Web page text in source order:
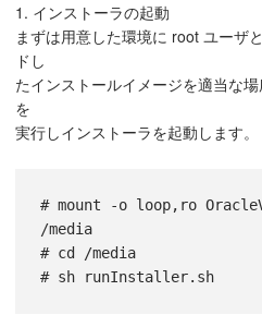
1. インストーラの起動
まずは用意した環境に root ユーザ
ドし
たインストールイメージを適当な
を
実行しインストーラを起動します。
# mount -o loop,ro
/media
# cd /media
# sh runInstaller.sh